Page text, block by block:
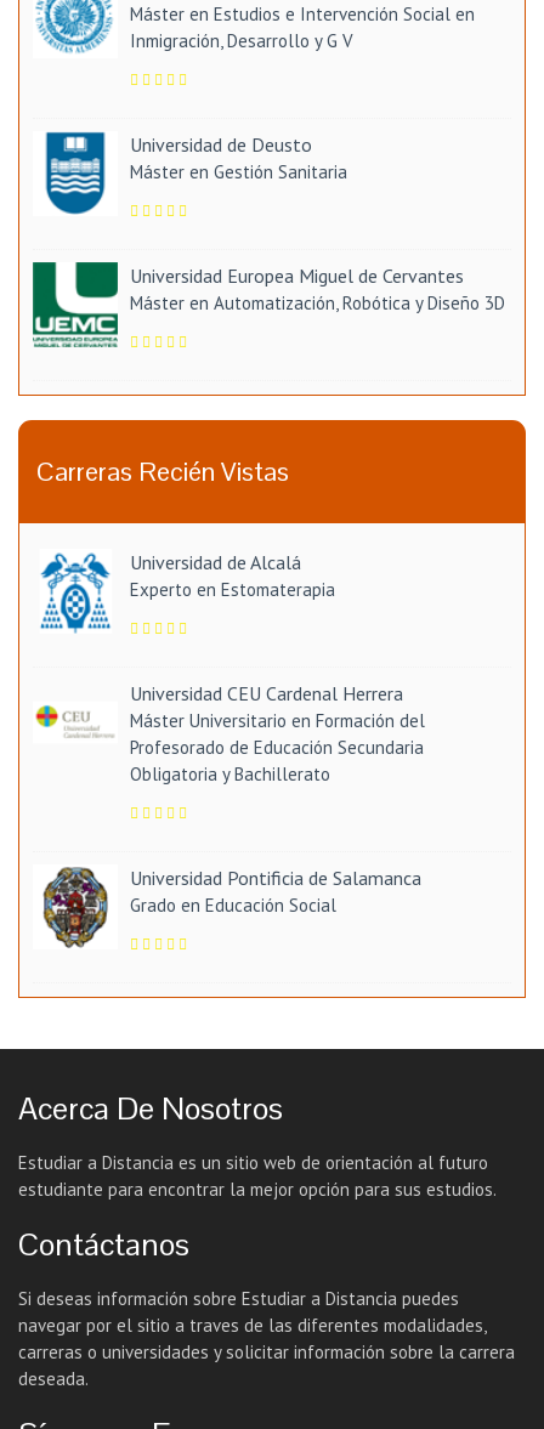
Máster en Estudios e Intervención Social en
Inmigración, Desarrollo y G V
Universidad de Deusto
Máster en Gestión Sanitaria
Universidad Europea Miguel de Cervantes
Máster en Automatización, Robótica y Diseño 3D
Carreras Recién Vistas
Universidad de Alcalá
Experto en Estomaterapia
Universidad CEU Cardenal Herrera
Máster Universitario en Formación del
Profesorado de Educación Secundaria
Obligatoria y Bachillerato
Universidad Pontificia de Salamanca
Grado en Educación Social
Acerca De Nosotros
Estudiar a Distancia es un sitio web de orientación al futuro
estudiante para encontrar la mejor opción para sus estudios.
Contáctanos
Si deseas información sobre Estudiar a Distancia puedes
navegar por el sitio a traves de las diferentes modalidades,
carreras o universidades y solicitar información sobre la carrera
deseada.